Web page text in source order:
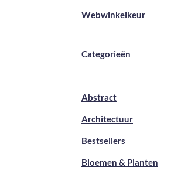
Webwinkelkeur
Categorieën
Abstract
Architectuur
Bestsellers
Bloemen & Planten